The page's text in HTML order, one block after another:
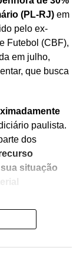
(PL-RJ)em
pelo ex-
Futebol (CBF),
em julho,
que busca
paulista.
dos
situação
defesa do
afeta recursos